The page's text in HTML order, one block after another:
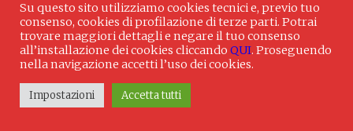
Su questo sito utilizziamo cookies tecnici e, previo tuo
consenso, cookies di profilazione di terze parti. Potrai
trovare maggiori dettagli e negare il tuo consenso
all’installazione dei cookies cliccando QUI. Proseguendo
nella navigazione accetti l’uso dei cookies.
Impostazioni Accetta tutti